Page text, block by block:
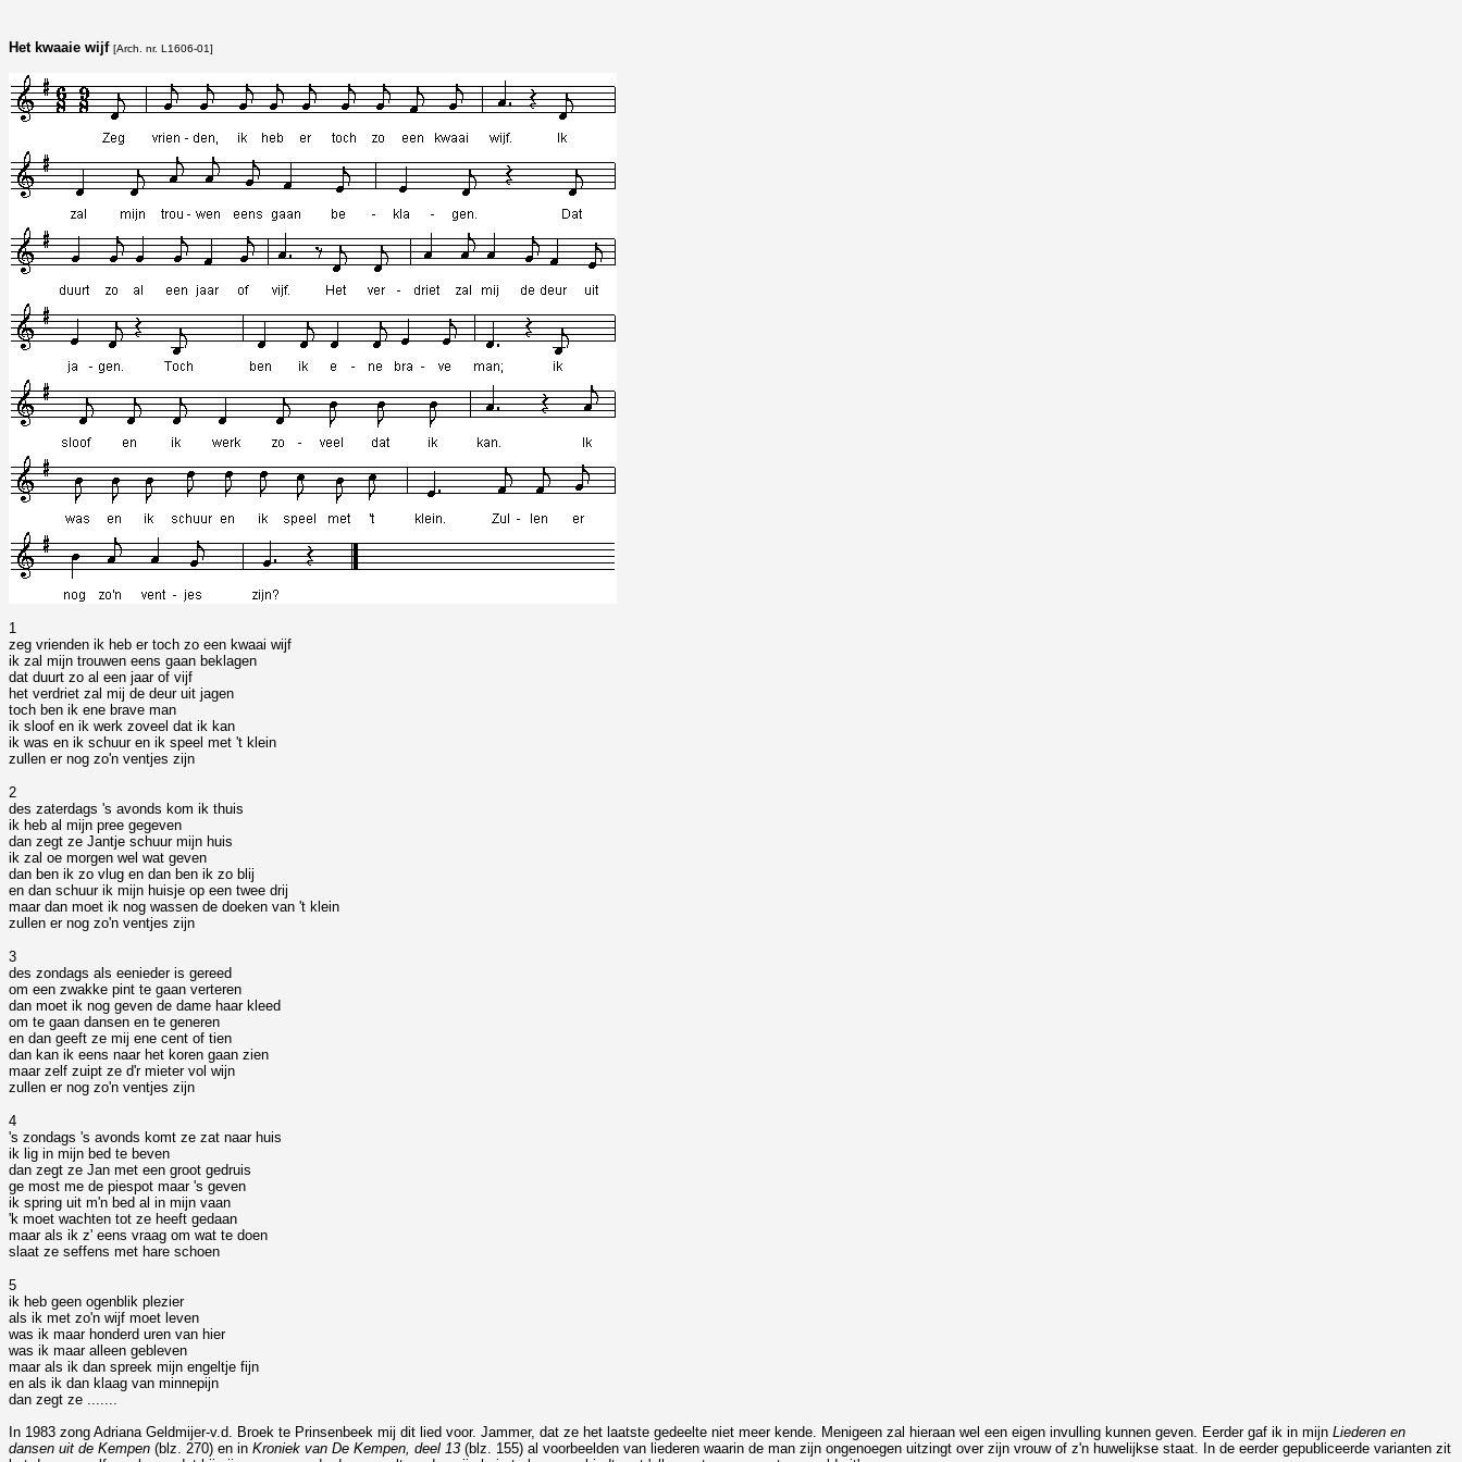
Het kwaaie wijf [Arch. nr. L1606-01]
1
zeg vrienden ik heb er toch zo een kwaai wijf
ik zal mijn trouwen eens gaan beklagen
dat duurt zo al een jaar of vijf
het verdriet zal mij de deur uit jagen
toch ben ik ene brave man
ik sloof en ik werk zoveel dat ik kan
ik was en ik schuur en ik speel met 't klein
zullen er nog zo'n ventjes zijn
2
des zaterdags 's avonds kom ik thuis
ik heb al mijn pree gegeven
dan zegt ze Jantje schuur mijn huis
ik zal oe morgen wel wat geven
dan ben ik zo vlug en dan ben ik zo blij
en dan schuur ik mijn huisje op een twee drij
maar dan moet ik nog wassen de doeken van 't klein
zullen er nog zo'n ventjes zijn
3
des zondags als eenieder is gereed
om een zwakke pint te gaan verteren
dan moet ik nog geven de dame haar kleed
om te gaan dansen en te generen
en dan geeft ze mij ene cent of tien
dan kan ik eens naar het koren gaan zien
maar zelf zuipt ze d'r mieter vol wijn
zullen er nog zo'n ventjes zijn
4
's zondags 's avonds komt ze zat naar huis
ik lig in mijn bed te beven
dan zegt ze Jan met een groot gedruis
ge most me de piespot maar 's geven
ik spring uit m'n bed al in mijn vaan
'k moet wachten tot ze heeft gedaan
maar als ik z' eens vraag om wat te doen
slaat ze seffens met hare schoen
5
ik heb geen ogenblik plezier
als ik met zo'n wijf moet leven
was ik maar honderd uren van hier
was ik maar alleen gebleven
maar als ik dan spreek mijn engeltje fijn
en als ik dan klaag van minnepijn
dan zegt ze .......
In 1983 zong Adriana Geldmijer-v.d. Broek te Prinsenbeek mij dit lied voor. Jammer, dat ze het laatste gedeelte niet meer kende. Menigeen zal hieraan wel een eigen invulling kunnen geven. Eerder gaf ik in mijn Liederen en
dansen uit de Kempen (blz. 270) en in Kroniek van De Kempen, deel 13 (blz. 155) al voorbeelden van liederen waarin de man zijn ongenoegen uitzingt over zijn vrouw of z'n huwelijkse staat. In de eerder gepubliceerde varianten zit